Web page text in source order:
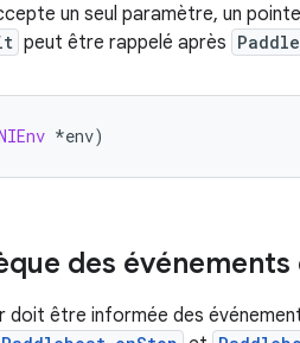
un seul paramètre, un
peut être rappelé après
*env)
des événements
doit être informée des